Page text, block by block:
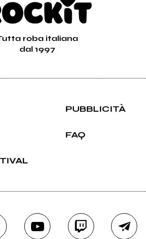
roba italiana
dal 1997
PUBBLICITÀ
FAQ